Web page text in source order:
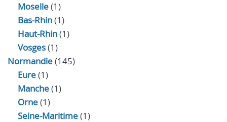
Moselle(1)
Bas-Rhin(1)
Haut-Rhin(1)
Vosges(1)
Normandie(145)
Eure(1)
Manche(1)
Orne(1)
Seine-Maritime(1)